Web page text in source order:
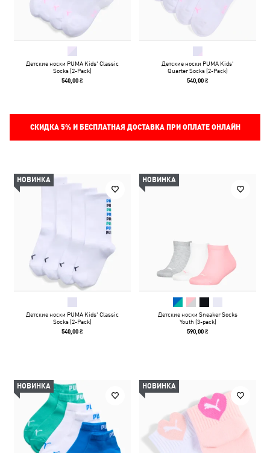
Детские носки PUMA Kids' Classic
Socks (2-Pack)
540,00 ₴
Детские носки PUMA Kids'
Quarter Socks (2-Pack)
540,00 ₴
СКИДКА 5%И БЕСПЛАТНАЯ ДОСТАВКА ПРИ ОПЛАТЕ ОНЛАЙН
НОВИНКА
Детские носки PUMA Kids' Classic
Socks (2-Pack)
540,00 ₴
НОВИНКА
Детские носки Sneaker Socks
Youth (3-pack)
590,00 ₴
НОВИНКА НОВИНКА